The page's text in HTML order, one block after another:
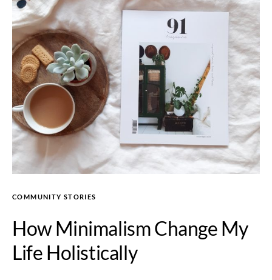
COMMUNITY STORIES
How Minimalism Change My
Life Holistically